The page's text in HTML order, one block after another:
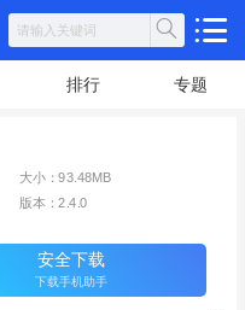
排行 专题
大小：93.48MB
版本：2.4.0
安全下载
下载手机助手